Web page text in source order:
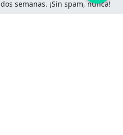
semanas. ¡Sin spam, nunca!